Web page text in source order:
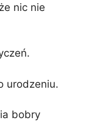
nic nie
urodzeniu.
bobry